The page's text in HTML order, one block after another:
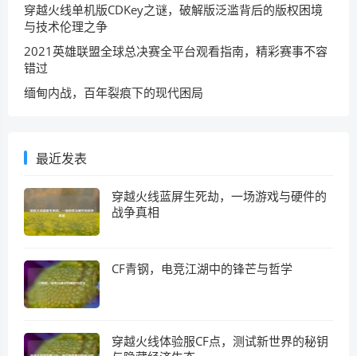
穿越火线单机版CDKey之谜，破解版泛滥背后的版权困境
与技术伦理之争
2021英雄联盟全球总决赛全平台观看指南，精彩赛事不容
错过
缅甸内战，百年裂痕下的现代困局
最近发表
穿越火线蓝屏生死劫，一场游戏与硬件的
战争真相
CF青钢，电竞江湖中的锋芒与哲学
穿越火线体验服CF点，测试新世界的秘钥